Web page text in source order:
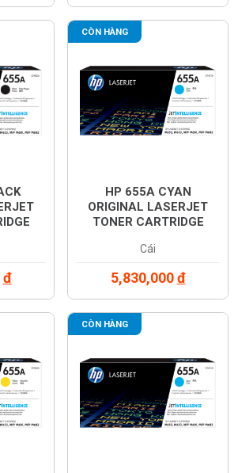
đ
CÒN HÀNG
HP 655A CYAN
ORIGINAL LASERJET
TONER CARTRIDGE
Cái
5,830,000đ
CÒN HÀNG